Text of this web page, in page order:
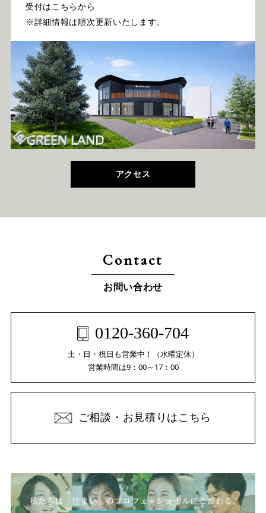
受付はこちらから
※詳細情報は順次更新いたします。
アクセス
Contact
お問い合わせ
0120-360-704
土・日・祝日も営業中！（水曜定休）
営業時間は9：00～17：00
ご相談・お見積りはこちら